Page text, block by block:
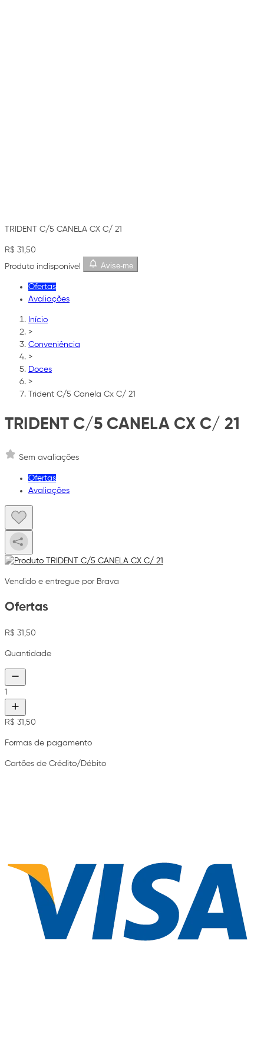
TRIDENT C/5 CANELA CX C/ 21
R$ 31,50
Produto indisponível
Avise-me
Ofertas
Avaliações
Início
>
Conveniência
>
Doces
>
Trident C/5 Canela Cx C/ 21
TRIDENT C/5 CANELA CX C/ 21
Sem avaliações
Ofertas
Avaliações
Vendido e entregue por Brava
Ofertas
R$ 31,50
Quantidade
1
R$ 31,50
Formas de pagamento
Cartões de Crédito/Débito